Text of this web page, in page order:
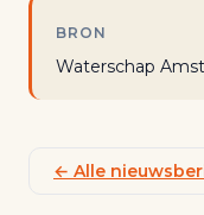
BRON
Waterschap
← Alle